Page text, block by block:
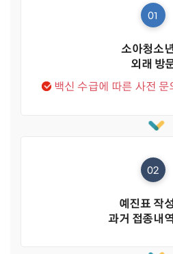
01
소아청소
외래 방
백신 수급에 따른 사전 문
02
예진표 작
과거 접종내